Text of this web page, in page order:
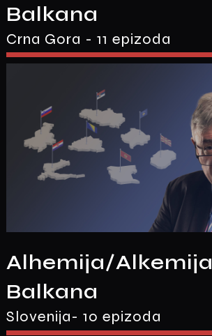
Balkana
Crna Gora - 11 epizoda
Alhemija/Alkemija
Balkana
Slovenija- 10 epizoda